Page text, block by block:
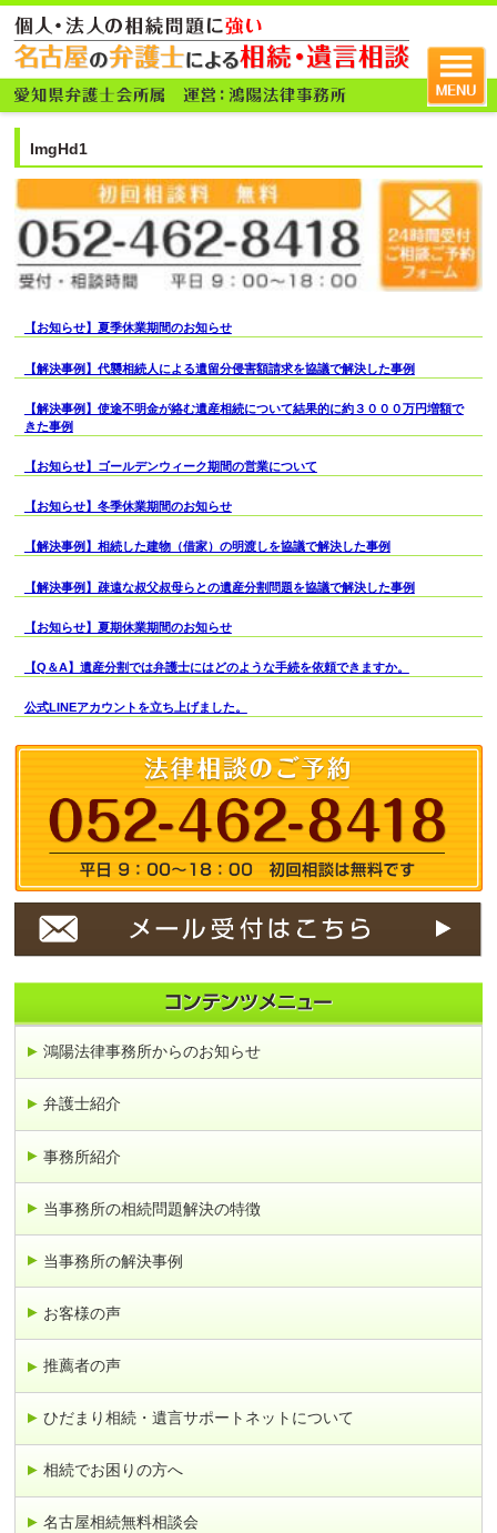
ImgHd1
【お知らせ】夏季休業期間のお知らせ
【解決事例】代襲相続人による遺留分侵害額請求を協議で解決した事例
【解決事例】使途不明金が絡む遺産相続について結果的に約３０００万円増額で
きた事例
【お知らせ】ゴールデンウィーク期間の営業について
【お知らせ】冬季休業期間のお知らせ
【解決事例】相続した建物（借家）の明渡しを協議で解決した事例
【解決事例】疎遠な叔父叔母らとの遺産分割問題を協議で解決した事例
【お知らせ】夏期休業期間のお知らせ
【Q＆A】遺産分割では弁護士にはどのような手続を依頼できますか。
公式LINEアカウントを立ち上げました。
鴻陽法律事務所からのお知らせ
弁護士紹介
事務所紹介
当事務所の相続問題解決の特徴
当事務所の解決事例
お客様の声
推薦者の声
ひだまり相続・遺言サポートネットについて
相続でお困りの方へ
名古屋相続無料相談会